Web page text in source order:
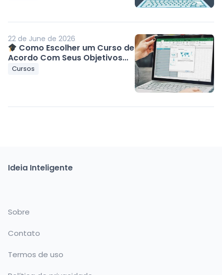
22 de June de 2026
Como Escolher um Curso de
Acordo Com Seus Objetivos...
Cursos
Ideia Inteligente
Sobre
Contato
Termos de uso